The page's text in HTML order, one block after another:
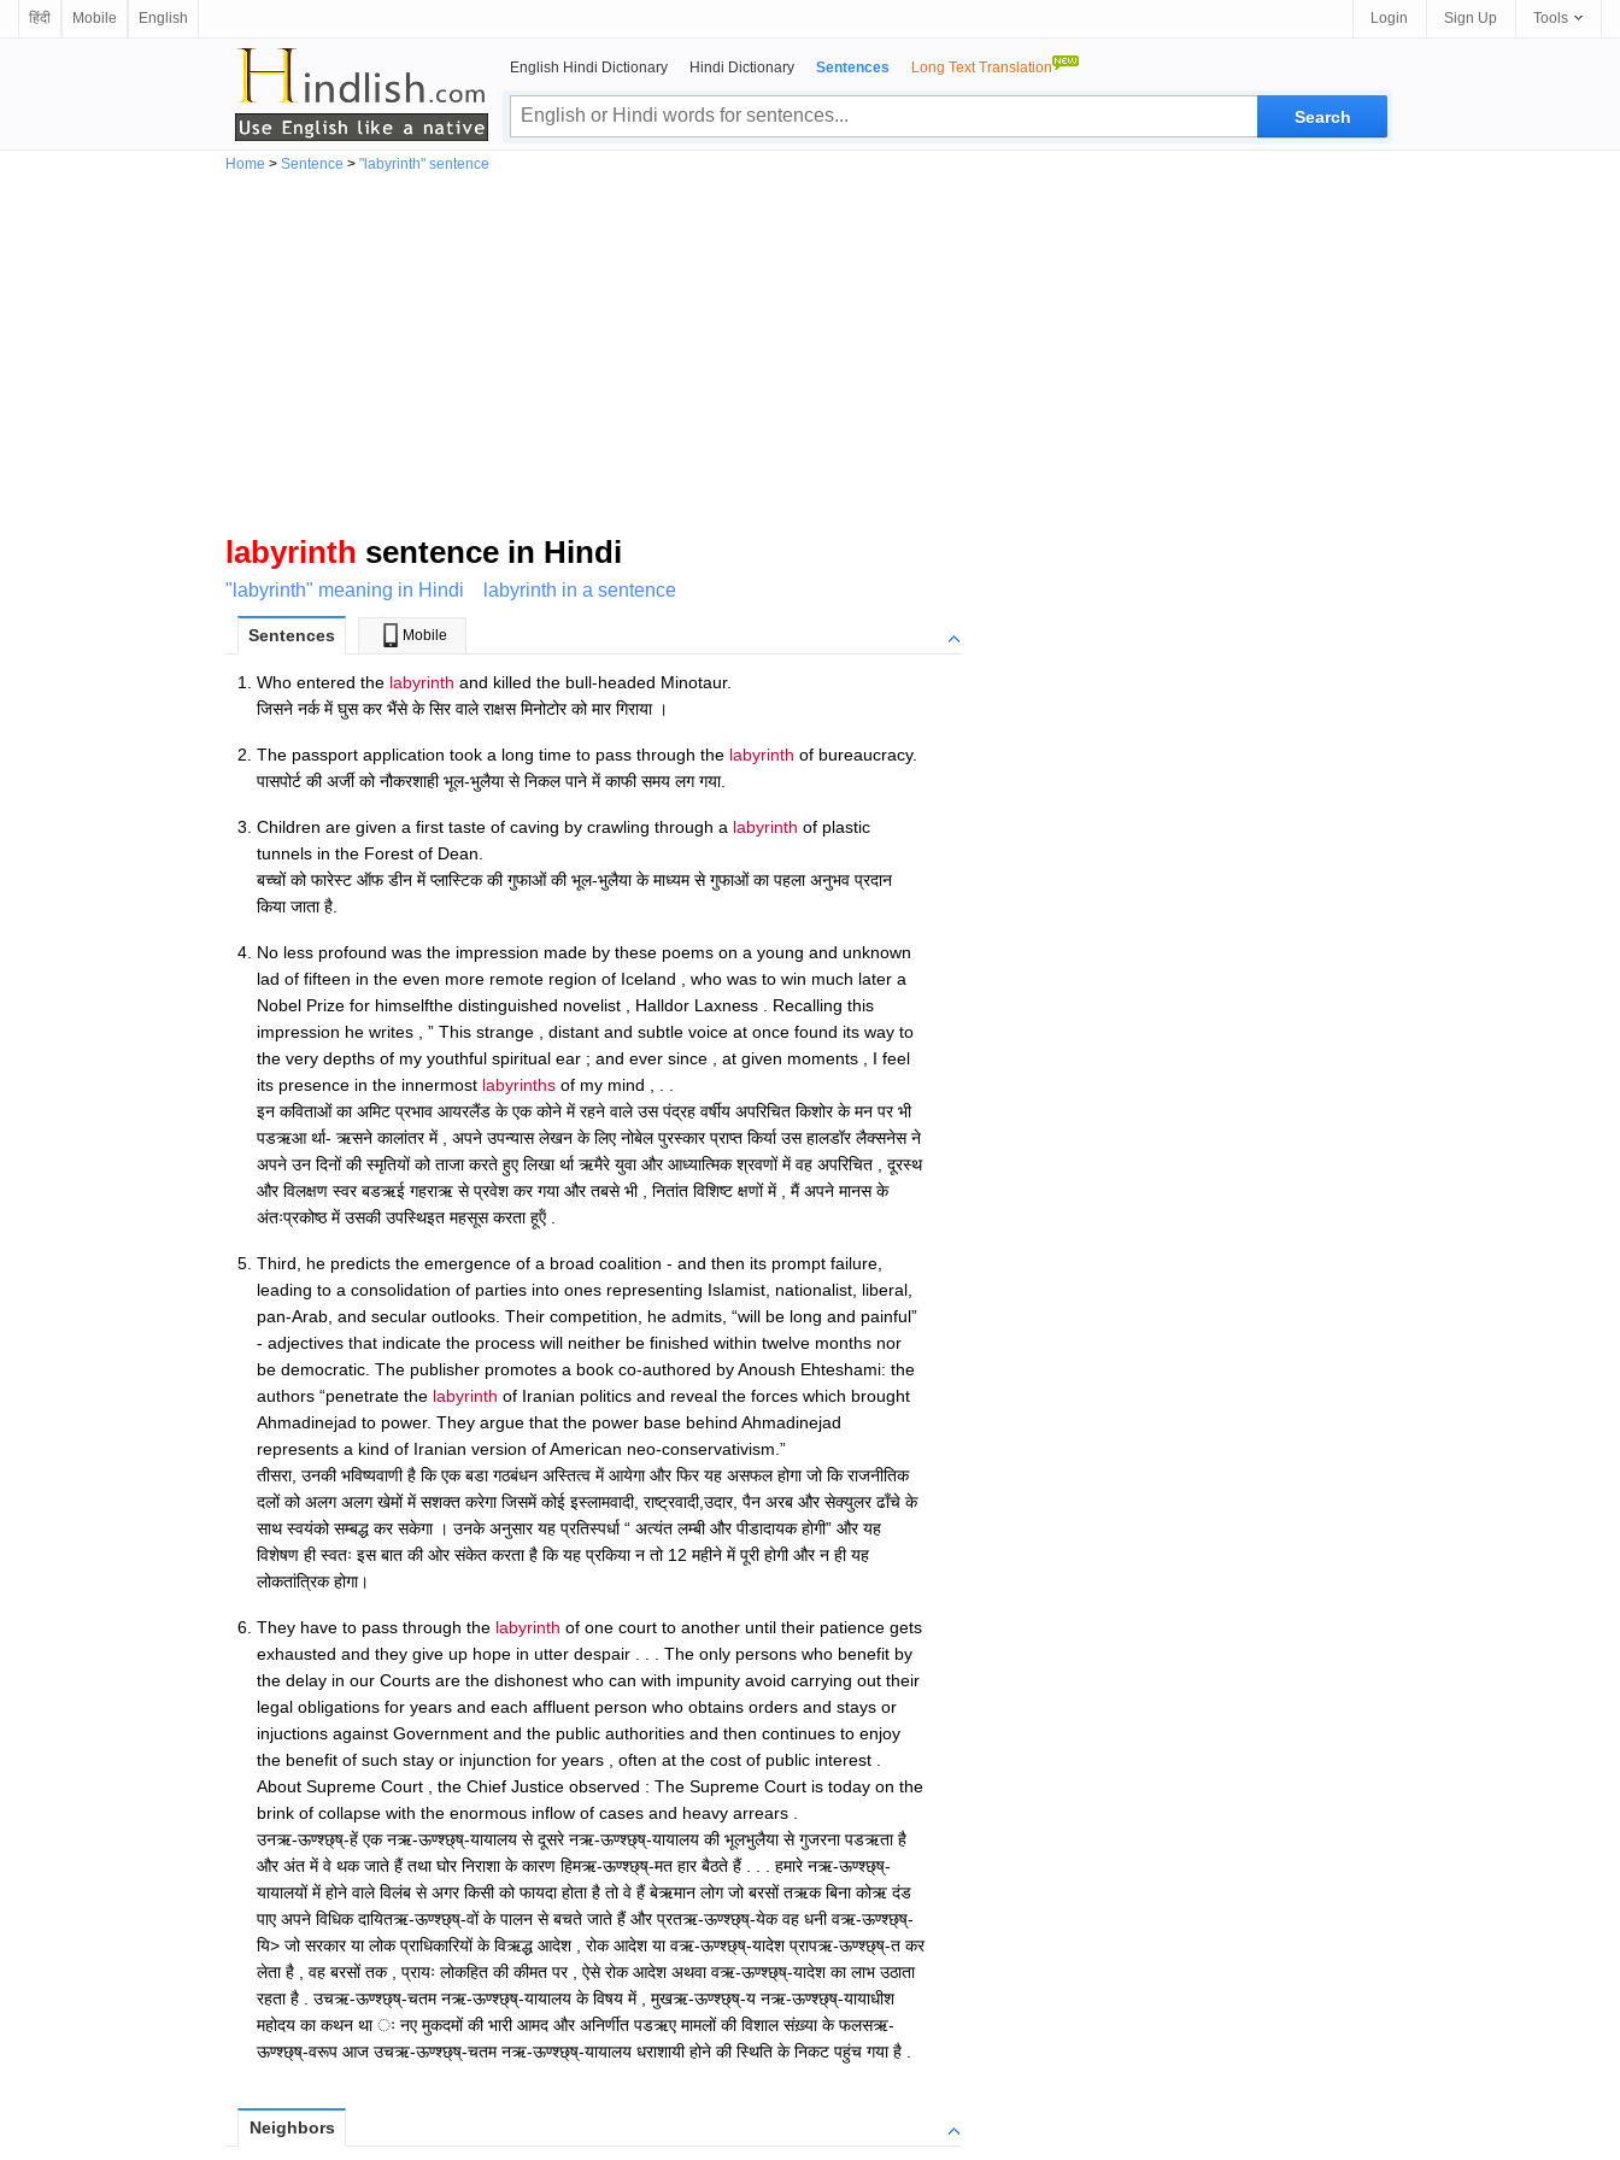
हिंदी Mobile English Login Sign Up Tools
English Hindi Dictionary Hindi Dictionary Sentences Long Text Translation
Home > Sentence > "labyrinth" sentence
labyrinth sentence in Hindi
"labyrinth" meaning in Hindi labyrinth in a sentence
Sentences Mobile
Who entered the labyrinth and killed the bull-headed Minotaur.
जिसने नर्क में घुस कर भैंसे के सिर वाले राक्षस मिनोटोर को मार गिराया ।
The passport application took a long time to pass through the labyrinth of bureaucracy.
पासपोर्ट की अर्जी को नौकरशाही भूल-भुलैया से निकल पाने में काफी समय लग गया.
Children are given a first taste of caving by crawling through a labyrinth of plastic
tunnels in the Forest of Dean.
बच्चों को फारेस्ट ऑफ डीन में प्लास्टिक की गुफाओं की भूल-भुलैया के माध्यम से गुफाओं का पहला अनुभव प्रदान
किया जाता है.
No less profound was the impression made by these poems on a young and unknown
lad of fifteen in the even more remote region of Iceland , who was to win much later a
Nobel Prize for himselfthe distinguished novelist , Halldor Laxness . Recalling this
impression he writes , ” This strange , distant and subtle voice at once found its way to
the very depths of my youthful spiritual ear ; and ever since , at given moments , I feel
its presence in the innermost labyrinths of my mind , . .
इन कविताओं का अमिट प्रभाव आयरलैंड के एक कोने में रहने वाले उस पंद्रह वर्षीय अपरिचित किशोर के मन पर भी
पडऋआ र्था- ऋसने कालांतर में , अपने उपन्यास लेखन के लिए नोबेल पुरस्कार प्राप्त किर्या उस हालडॉर लैक्सनेस ने
अपने उन दिनों की स्मृतियों को ताजा करते हुए लिखा र्था ऋमैरे युवा और आध्यात्मिक श्रवणों में वह अपरिचित , दूरस्थ
और विलक्षण स्वर बडऋई गहराऋ से प्रवेश कर गया और तबसे भी , नितांत विशिष्ट क्षणों में , मैं अपने मानस के
अंतःप्रकोष्ठ में उसकी उपस्थिइत महसूस करता हूऍं .
Third, he predicts the emergence of a broad coalition - and then its prompt failure,
leading to a consolidation of parties into ones representing Islamist, nationalist, liberal,
pan-Arab, and secular outlooks. Their competition, he admits, “will be long and painful”
- adjectives that indicate the process will neither be finished within twelve months nor
be democratic. The publisher promotes a book co-authored by Anoush Ehteshami: the
authors “penetrate the labyrinth of Iranian politics and reveal the forces which brought
Ahmadinejad to power. They argue that the power base behind Ahmadinejad
represents a kind of Iranian version of American neo-conservativism.”
तीसरा, उनकी भविष्यवाणी है कि एक बडा गठबंधन अस्तित्व में आयेगा और फिर यह असफल होगा जो कि राजनीतिक
दलों को अलग अलग खेमों में सशक्त करेगा जिसमें कोई इस्लामवादी, राष्ट्रवादी,उदार, पैन अरब और सेक्युलर ढाँचे के
साथ स्वयंको सम्बद्ध कर सकेगा । उनके अनुसार यह प्रतिस्पर्धा “ अत्यंत लम्बी और पीडादायक होगी” और यह
विशेषण ही स्वतः इस बात की ओर संकेत करता है कि यह प्रकिया न तो 12 महीने में पूरी होगी और न ही यह
लोकतांत्रिक होगा।
They have to pass through the labyrinth of one court to another until their patience gets
exhausted and they give up hope in utter despair . . . The only persons who benefit by
the delay in our Courts are the dishonest who can with impunity avoid carrying out their
legal obligations for years and each affluent person who obtains orders and stays or
injuctions against Government and the public authorities and then continues to enjoy
the benefit of such stay or injunction for years , often at the cost of public interest .
About Supreme Court , the Chief Justice observed : The Supreme Court is today on the
brink of collapse with the enormous inflow of cases and heavy arrears .
उनऋ-ऊण्श्छ्ष्-हें एक नऋ-ऊण्श्छ्ष्-यायालय से दूसरे नऋ-ऊण्श्छ्ष्-यायालय की भूलभुलैया से गुजरना पडऋता है
और अंत में वे थक जाते हैं तथा घोर निराशा के कारण हिमऋ-ऊण्श्छ्ष्-मत हार बैठते हैं . . . हमारे नऋ-ऊण्श्छ्ष्-
यायालयों में होने वाले विलंब से अगर किसी को फायदा होता है तो वे हैं बेऋमान लोग जो बरसों तऋक बिना कोऋ दंड
पाए अपने विधिक दायितऋ-ऊण्श्छ्ष्-वों के पालन से बचते जाते हैं और प्रतऋ-ऊण्श्छ्ष्-येक वह धनी वऋ-ऊण्श्छ्ष्-
यि> जो सरकार या लोक प्राधिकारियों के विऋद्ध आदेश , रोक आदेश या वऋ-ऊण्श्छ्ष्-यादेश प्रापऋ-ऊण्श्छ्ष्-त कर
लेता है , वह बरसों तक , प्रायः लोकहित की कीमत पर , ऐसे रोक आदेश अथवा वऋ-ऊण्श्छ्ष्-यादेश का लाभ उठाता
रहता है . उचऋ-ऊण्श्छ्ष्-चतम नऋ-ऊण्श्छ्ष्-यायालय के विषय में , मुखऋ-ऊण्श्छ्ष्-य नऋ-ऊण्श्छ्ष्-यायाधीश
महोदय का कथन था ः नए मुकदमों की भारी आमद और अनिर्णीत पडऋए मामलों की विशाल संख़्या के फलसऋ-
ऊण्श्छ्ष्-वरूप आज उचऋ-ऊण्श्छ्ष्-चतम नऋ-ऊण्श्छ्ष्-यायालय धराशायी होने की स्थिति के निकट पहुंच गया है .
Neighbors